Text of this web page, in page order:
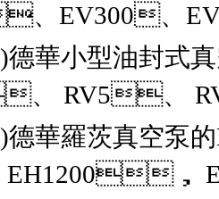
EV300、
華小型油封式真
RV5、
德華羅茨真空泵
，